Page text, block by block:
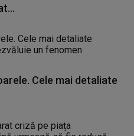
Cele mai detaliate